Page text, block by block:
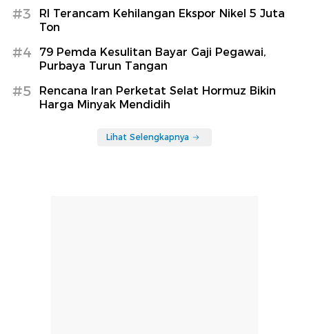
#3
RI Terancam Kehilangan Ekspor Nikel 5 Juta
Ton
#4
79 Pemda Kesulitan Bayar Gaji Pegawai,
Purbaya Turun Tangan
#5
Rencana Iran Perketat Selat Hormuz Bikin
Harga Minyak Mendidih
Lihat Selengkapnya